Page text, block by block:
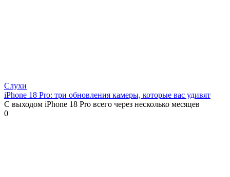
Слухи
iPhone 18 Pro: три обновления камеры, которые вас удивят
С выходом iPhone 18 Pro всего через несколько месяцев
0